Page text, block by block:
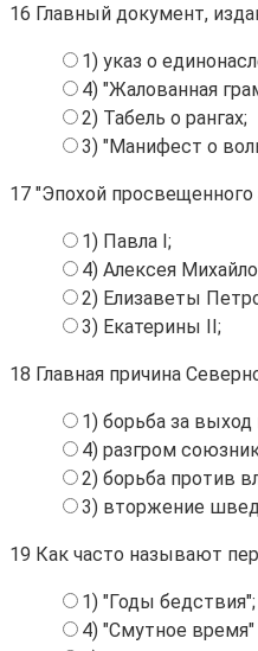
16 Главный документ,
1) указ о
4) "Жалованная
2) Табель о рангах;
3) "Манифест о
17 "Эпохой
1) Павла I;
4) Алексея
2) Елизаветы
3) Екатерины II;
18 Главная причина
1) борьба за
4) разгром
2) борьба против
3) вторжение
19 Как часто называют
1) "Годы бедствия";
4) "Смутное время"